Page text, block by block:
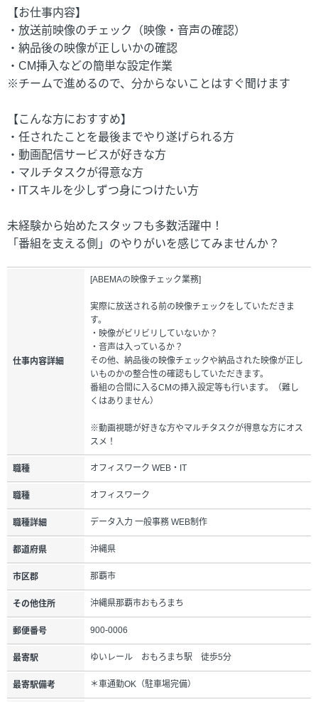
【お仕事内容】
・放送前映像のチェック（映像・音声の確認）
・納品後の映像が正しいかの確認
・CM挿入などの簡単な設定作業
※チームで進めるので、分からないことはすぐ聞けます
【こんな方におすすめ】
・任されたことを最後までやり遂げられる方
・動画配信サービスが好きな方
・マルチタスクが得意な方
・ITスキルを少しずつ身につけたい方
未経験から始めたスタッフも多数活躍中！
「番組を支える側」のやりがいを感じてみませんか？
仕事内容詳細
[ABEMAの映像チェック業務]
実際に放送される前の映像チェックをしていただきま
す。
・映像がビリビリしていないか？
・音声は入っているか？
その他、納品後の映像チェックや納品された映像が正し
いものかの整合性の確認もしていただきます。
番組の合間に入るCMの挿入設定等も行います。（難し
くはありません）
※動画視聴が好きな方やマルチタスクが得意な方にオス
スメ！
職種 オフィスワーク WEB・IT
職種 オフィスワーク
職種詳細 データ入力 一般事務 WEB制作
都道府県 沖縄県
市区郡 那覇市
その他住所 沖縄県那覇市おもろまち
郵便番号 900-0006
最寄駅 ゆいレール おもろまち駅 徒歩5分
最寄駅備考 ＊車通勤OK（駐車場完備）